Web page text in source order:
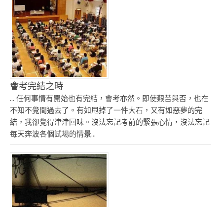
會考完結之時
... 任何事情有開始也有完結，會考亦然。即使艱苦與否，也在
不知不覺間過去了。有如甩掉了一件大石，又有如惡夢的完
結，我卻覺得津津回味。沒法忘記考前的緊張心情，沒法忘記
每天奔波各個試場的情景...